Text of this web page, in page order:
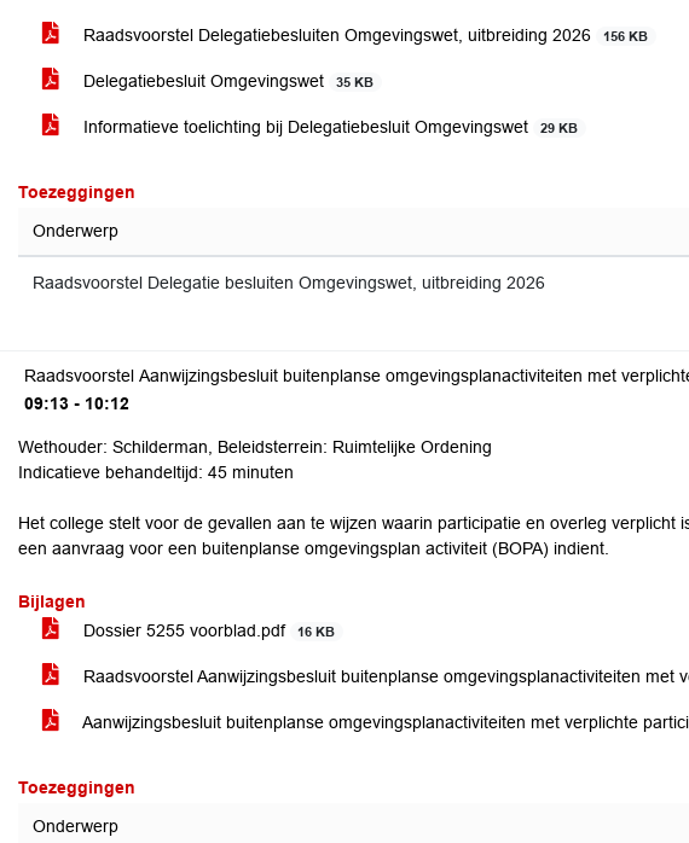
Raadsvoorstel Delegatiebesluiten Omgevingswet, uitbreiding 2026 156 KB
Delegatiebesluit Omgevingswet 35 KB
Informatieve toelichting bij Delegatiebesluit Omgevingswet 29 KB
Toezeggingen
Onderwerp
Raadsvoorstel Delegatie besluiten Omgevingswet, uitbreiding 2026
Raadsvoorstel Aanwijzingsbesluit buitenplanse omgevingsplanactiviteiten met
09:13 - 10:12
Wethouder: Schilderman, Beleidsterrein: Ruimtelijke Ordening
Indicatieve behandeltijd: 45 minuten
Het college stelt voor de gevallen aan te wijzen waarin participatie en overleg verplicht
een aanvraag voor een buitenplanse omgevingsplan activiteit (BOPA) indient.
Bijlagen
Dossier 5255 voorblad.pdf
16 KB
Raadsvoorstel Aanwijzingsbesluit buitenplanse omgevingsplanactiviteiten met
Aanwijzingsbesluit buitenplanse omgevingsplanactiviteiten met verplichte
Toezeggingen
Onderwerp